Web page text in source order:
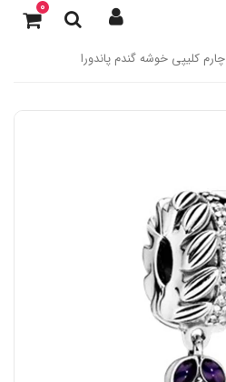
0
چارم کلیپی خوشه گندم پاندورا